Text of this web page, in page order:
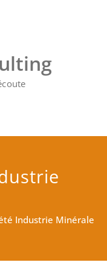
Industrie Minérale